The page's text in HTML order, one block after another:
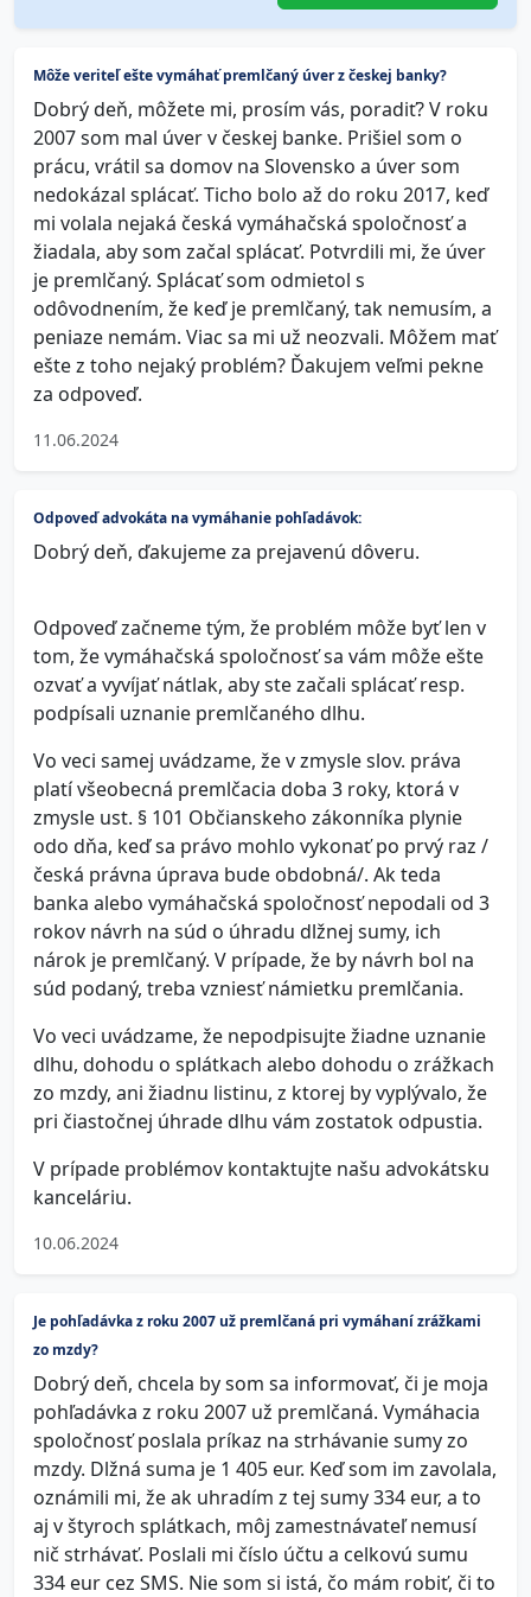
Môže veriteľ ešte vymáhať premlčaný úver z českej banky?
Dobrý deň, môžete mi, prosím vás, poradiť? V roku
2007 som mal úver v českej banke. Prišiel som o
prácu, vrátil sa domov na Slovensko a úver som
nedokázal splácať. Ticho bolo až do roku 2017, keď
mi volala nejaká česká vymáhačská spoločnosť a
žiadala, aby som začal splácať. Potvrdili mi, že úver
je premlčaný. Splácať som odmietol s
odôvodnením, že keď je premlčaný, tak nemusím, a
peniaze nemám. Viac sa mi už neozvali. Môžem mať
ešte z toho nejaký problém? Ďakujem veľmi pekne
za odpoveď.
11.06.2024
Odpoveď advokáta na vymáhanie pohľadávok:
Dobrý deň, ďakujeme za prejavenú dôveru.
Odpoveď začneme tým, že problém môže byť len v
tom, že vymáhačská spoločnosť sa vám môže ešte
ozvať a vyvíjať nátlak, aby ste začali splácať resp.
podpísali uznanie premlčaného dlhu.
Vo veci samej uvádzame, že v zmysle slov. práva
platí všeobecná premlčacia doba 3 roky, ktorá v
zmysle ust. § 101 Občianskeho zákonníka plynie
odo dňa, keď sa právo mohlo vykonať po prvý raz /
česká právna úprava bude obdobná/. Ak teda
banka alebo vymáhačská spoločnosť nepodali od 3
rokov návrh na súd o úhradu dlžnej sumy, ich
nárok je premlčaný. V prípade, že by návrh bol na
súd podaný, treba vzniesť námietku premlčania.
Vo veci uvádzame, že nepodpisujte žiadne uznanie
dlhu, dohodu o splátkach alebo dohodu o zrážkach
zo mzdy, ani žiadnu listinu, z ktorej by vyplývalo, že
pri čiastočnej úhrade dlhu vám zostatok odpustia.
V prípade problémov kontaktujte našu advokátsku
kanceláriu.
10.06.2024
Je pohľadávka z roku 2007 už premlčaná pri vymáhaní zrážkami
zo mzdy?
Dobrý deň, chcela by som sa informovať, či je moja
pohľadávka z roku 2007 už premlčaná. Vymáhacia
spoločnosť poslala príkaz na strhávanie sumy zo
mzdy. Dlžná suma je 1 405 eur. Keď som im zavolala,
oznámili mi, že ak uhradím z tej sumy 334 eur, a to
aj v štyroch splátkach, môj zamestnávateľ nemusí
nič strhávať. Poslali mi číslo účtu a celkovú sumu
334 eur cez SMS. Nie som si istá, čo mám robiť, či to